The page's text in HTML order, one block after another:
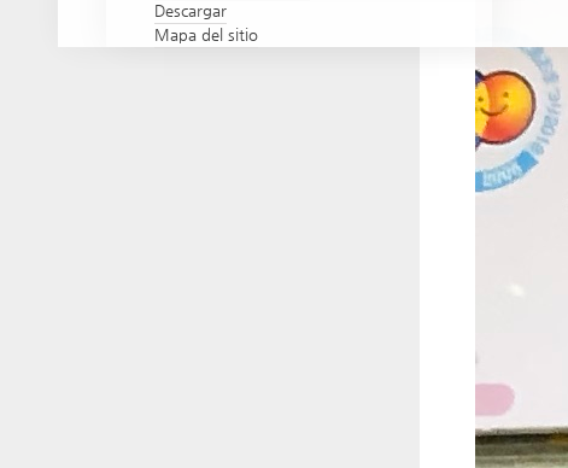
Descargar
Mapa del sitio